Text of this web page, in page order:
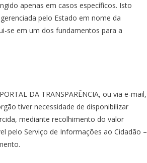
apenas em casos específicos. Isto
pelo Estado em nome da
se em um dos fundamentos para a
DA TRANSPARÊNCIA, ou via e-mail,
tiver necessidade de disponibilizar
mediante recolhimento do valor
pelo Serviço de Informações ao Cidadão –